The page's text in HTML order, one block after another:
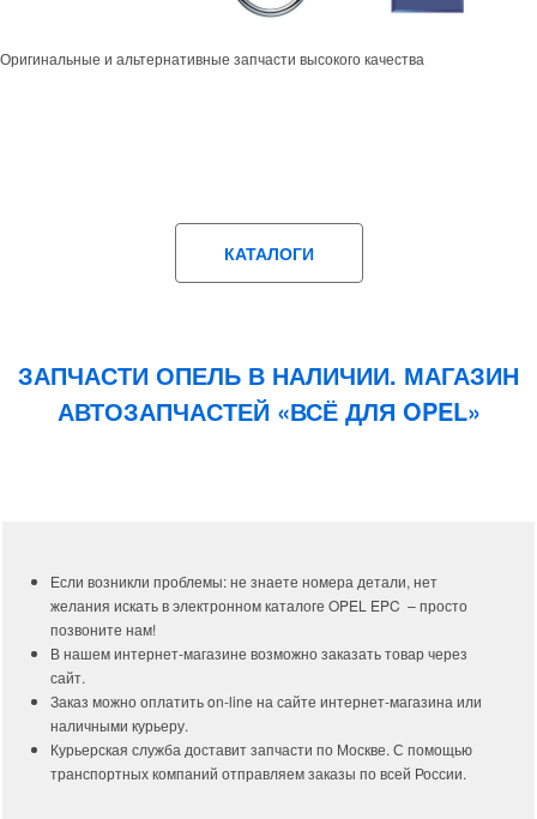
Оригинальные и альтернативные запчасти высокого качества
КАТАЛОГИ
ЗАПЧАСТИ ОПЕЛЬ В НАЛИЧИИ. МАГАЗИН
АВТОЗАПЧАСТЕЙ «ВСЁ ДЛЯ OPEL»
Если возникли проблемы: не знаете номера детали, нет
желания искать в электронном каталоге OPEL EPC – просто
позвоните нам!
В нашем интернет-магазине возможно заказать товар через
сайт.
Заказ можно оплатить on-line на сайте интернет-магазина или
наличными курьеру.
Курьерская служба доставит запчасти по Москве. С помощью
транспортных компаний отправляем заказы по всей России.